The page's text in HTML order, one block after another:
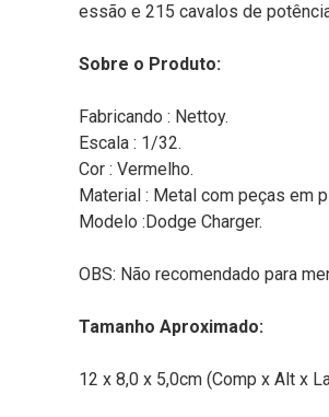
essão e 215 cavalos de
Sobre o Produto:
Fabricando : Nettoy.
Escala : 1/32.
Cor : Vermelho.
Material : Metal com peças em
Modelo :Dodge Charger.
OBS: Não recomendado para
Tamanho Aproximado:
12 x 8,0 x 5,0cm (Comp x Alt x